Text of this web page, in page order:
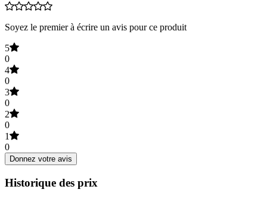
Soyez le premier à écrire un avis pour ce produit
5
0
4
0
3
0
2
0
1
0
Donnez votre avis
Historique des prix